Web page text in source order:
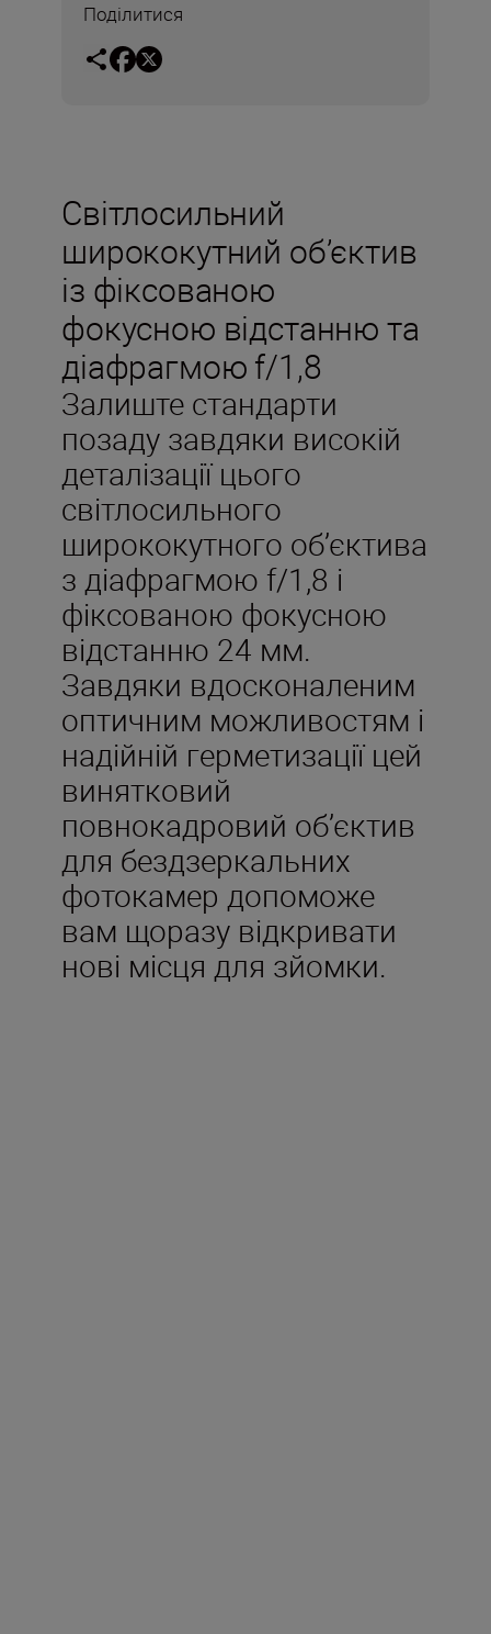
Поділитися
Світлосильний
ширококутний об’єктив
із фіксованою
фокусною відстанню та
діафрагмою f/1,8
Залиште стандарти
позаду завдяки високій
деталізації цього
cвітлосильного
ширококутного об’єктива
з діафрагмою f/1,8 і
фіксованою фокусною
відстанню 24 мм.
Завдяки вдосконаленим
оптичним можливостям і
надійній герметизації цей
винятковий
повнокадровий об’єктив
для бездзеркальних
фотокамер допоможе
вам щоразу відкривати
нові місця для зйомки.